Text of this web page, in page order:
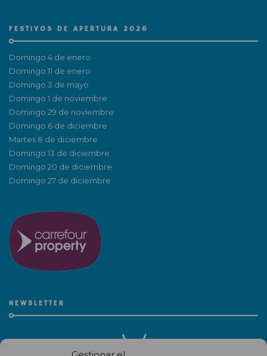
FESTIVOS DE APERTURA 2026
Domingo 4 de enero
Domingo 11 de enero
Domingo 3 de mayo
Domingo 1 de noviembre
Domingo 29 de noviembre
Domingo 6 de diciembre
Martes 8 de diciembre
Domingo 13 de diciembre
Domingo 20 de diciembre
Domingo 27 de diciembre
NEWSLETTER